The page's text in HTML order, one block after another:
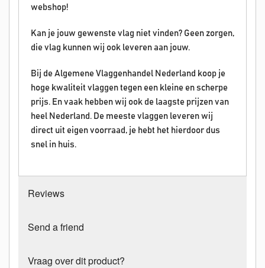
webshop!
Kan je jouw gewenste vlag niet vinden? Geen zorgen,
die vlag kunnen wij ook leveren aan jouw.
Bij de Algemene Vlaggenhandel Nederland koop je
hoge kwaliteit vlaggen tegen een kleine en scherpe
prijs. En vaak hebben wij ook de laagste prijzen van
heel Nederland. De meeste vlaggen leveren wij
direct uit eigen voorraad, je hebt het hierdoor dus
snel in huis.
Reviews
Send a friend
Vraag over dit product?